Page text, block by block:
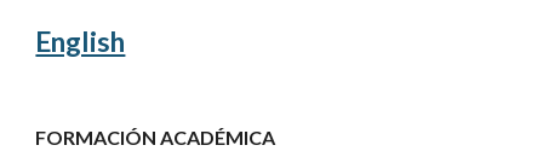
English
FORMACIÓN ACADÉMICA